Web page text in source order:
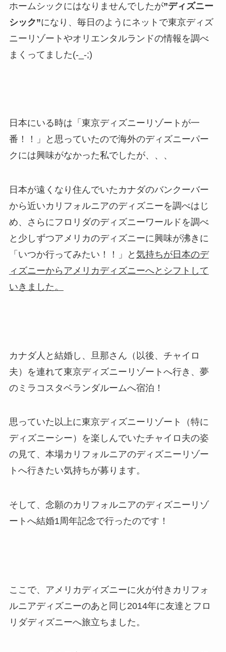
ホームシックにはなりませんでしたが”ディズニー
シック”になり、毎日のようにネットで東京ディズ
ニーリゾートやオリエンタルランドの情報を調べ
まくってました(-_-;)
日本にいる時は「東京ディズニーリゾートが一
番！！」と思っていたので海外のディズニーパー
クには興味がなかった私でしたが、、、
日本が遠くなり住んでいたカナダのバンクーバー
から近いカリフォルニアのディズニーを調べはじ
め、さらにフロリダのディズニーワールドを調べ
と少しずつアメリカのディズニーに興味が沸きに
「いつか行ってみたい！！」と 気持ちが日本のデ
ィズニーからアメリカディズニーへとシフトして
いきました。
カナダ人と結婚し、旦那さん（以後、チャイロ
夫）を連れて東京ディズニーリゾートへ行き、夢
のミラコスタベランダルームへ宿泊！
思っていた以上に東京ディズニーリゾート（特に
ディズニーシー）を楽しんでいたチャイロ夫の姿
の見て、本場カリフォルニアのディズニーリゾー
トへ行きたい気持ちが募ります。
そして、念願のカリフォルニアのディズニーリゾ
ートへ結婚1周年記念で行ったのです！
ここで、アメリカディズニーに火が付きカリフォ
ルニアディズニーのあと同じ2014年に友達とフロ
リダディズニーへ旅立ちました。